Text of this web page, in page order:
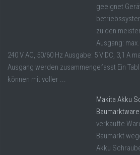
geeignet
zu den
Ausgang:
240 V AC, 50/60 Hz Ausgabe: 5 V DC, 3,1 A
Ausgang werden zusammengefasst Ein
können mit voller ...
Makita Akku
Baumarktware
verkaufte
Baumarkt
Akku